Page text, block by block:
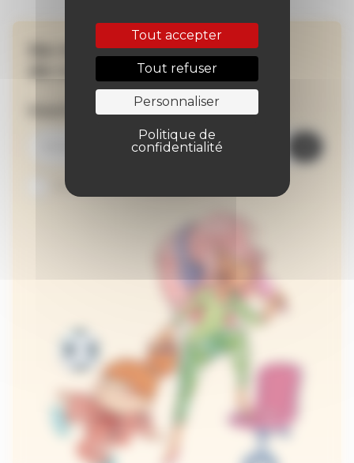
Tout accepter
Tout refuser
Personnaliser
Politique de
confidentialité
Ne manquez aucune
de nos actualités !
Inscrivez-vous à la newsletter
Je suis abonné au site